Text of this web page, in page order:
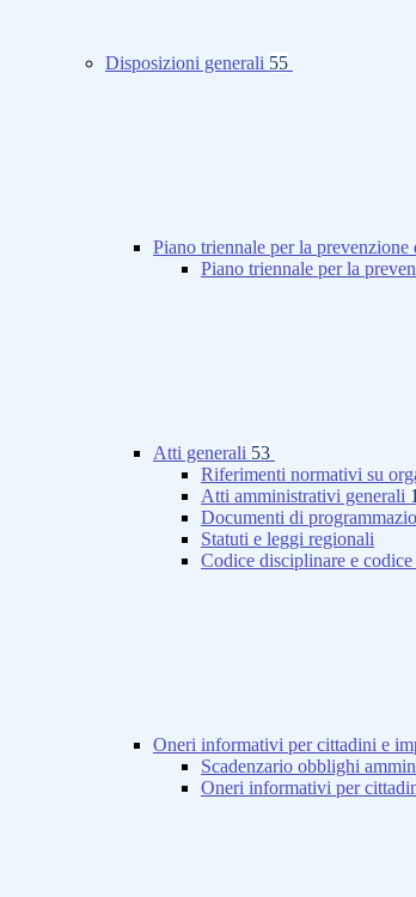
Disposizioni generali 55
Piano triennale per la
Piano triennale per la
Atti generali 53
Riferimenti normativi su
Atti amministrativi generali
Documenti di
Statuti e leggi regionali
Codice disciplinare e
Oneri informativi per cittadini e
Scadenzario obblighi
Oneri informativi per